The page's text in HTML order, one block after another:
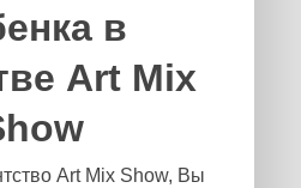
в
Art Mix
Art Mix Show, Вы